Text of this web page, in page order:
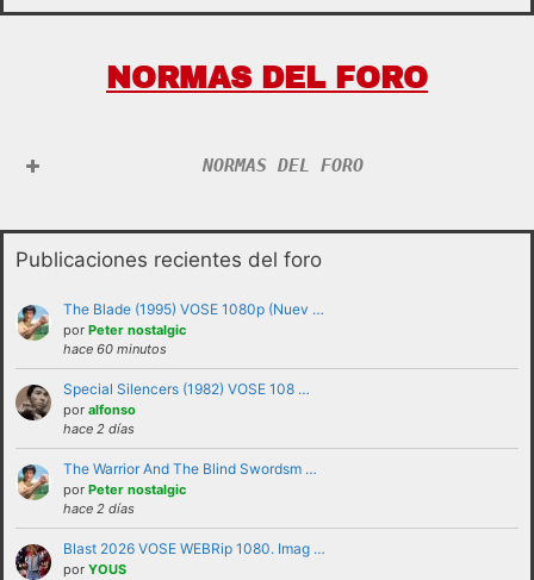
NORMAS DEL FORO
NORMAS DEL FORO
Publicaciones recientes del foro
The Blade (1995) VOSE 1080p (Nuev …
por Peter nostalgic
hace 60 minutos
Special Silencers (1982) VOSE 108 …
por alfonso
hace 2 días
The Warrior And The Blind Swordsm …
por Peter nostalgic
hace 2 días
Blast 2026 VOSE WEBRip 1080. Imag …
por YOUS